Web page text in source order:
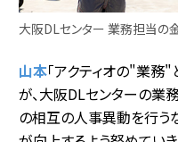
大阪DLセンター 業務担当の
山本「アクティオの"業
が、大阪DLセンターの業
の相互の人事異動を行う